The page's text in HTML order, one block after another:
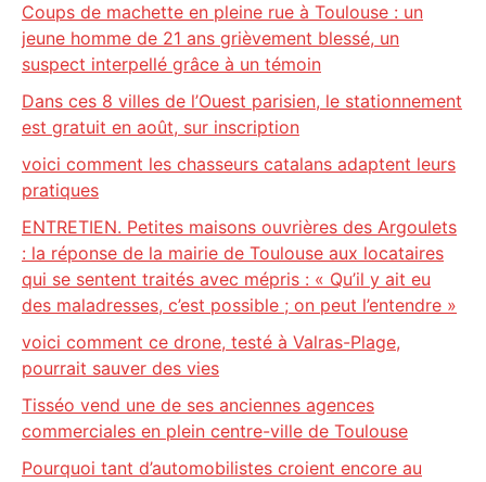
Coups de machette en pleine rue à Toulouse : un
jeune homme de 21 ans grièvement blessé, un
suspect interpellé grâce à un témoin
Dans ces 8 villes de l’Ouest parisien, le stationnement
est gratuit en août, sur inscription
voici comment les chasseurs catalans adaptent leurs
pratiques
ENTRETIEN. Petites maisons ouvrières des Argoulets
: la réponse de la mairie de Toulouse aux locataires
qui se sentent traités avec mépris : « Qu’il y ait eu
des maladresses, c’est possible ; on peut l’entendre »
voici comment ce drone, testé à Valras-Plage,
pourrait sauver des vies
Tisséo vend une de ses anciennes agences
commerciales en plein centre-ville de Toulouse
Pourquoi tant d’automobilistes croient encore au